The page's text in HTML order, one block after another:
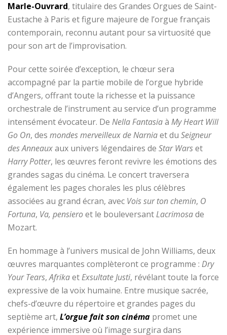
Marle-Ouvrard, titulaire des Grandes Orgues de Saint-
Eustache à Paris et figure majeure de l’orgue français
contemporain, reconnu autant pour sa virtuosité que
pour son art de l’improvisation.
Pour cette soirée d’exception, le chœur sera
accompagné par la partie mobile de l’orgue hybride
d’Angers, offrant toute la richesse et la puissance
orchestrale de l’instrument au service d’un programme
intensément évocateur. De Nella Fantasiaà My Heart Will
Go On, des mondes merveilleux de Narniaet du Seigneur
des Anneauxaux univers légendaires de Star Warset
Harry Potter, les œuvres feront revivre les émotions des
grandes sagas du cinéma. Le concert traversera
également les pages chorales les plus célèbres
associées au grand écran, avec Vois sur ton chemin, O
Fortuna, Va, pensieroet le bouleversantLacrimosade
Mozart.
En hommage à l’univers musical de John Williams, deux
œuvres marquantes complèteront ce programme : Dry
Your Tears,AfrikaetExsultate Justi, révélant toute la force
expressive de la voix humaine. Entre musique sacrée,
chefs-d’œuvre du répertoire et grandes pages du
septième art, L’orgue fait son cinéma promet une
expérience immersive où l’image surgira dans